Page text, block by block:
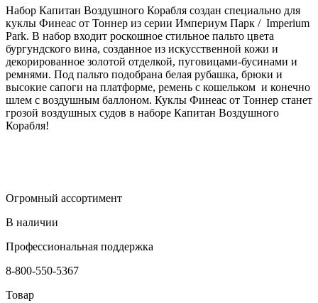
Набор Капитан Воздушного Корабля создан специально для
куклы Финеас от Тоннер из серии Империум Парк / Imperium
Park. В набор входит роскошное стильное пальто цвета
бургундского вина, созданное из искусственной кожи и
декорированное золотой отделкой, пуговицами-бусинами и
ремнями. Под пальто подобрана белая рубашка, брюки и
высокие сапоги на платформе, ремень с кошельком и конечно
шлем с воздушным баллоном. Куклы Финеас от Тоннер станет
грозой воздушных судов в наборе Капитан Воздушного
Корабля!
Огромный ассортимент
В наличии
Профессиональная поддержка
8-800-550-5367
Товар